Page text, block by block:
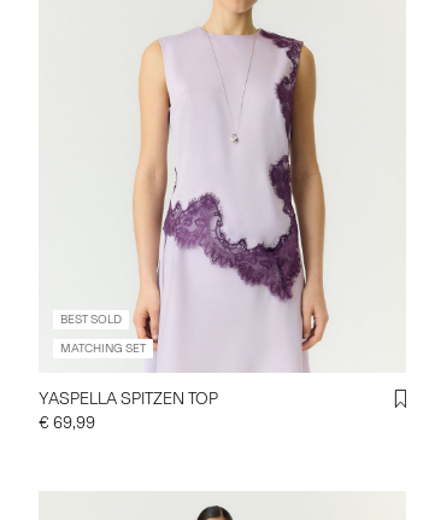
BEST SOLD
MATCHING SET
YASPELLA SPITZEN TOP
€ 69,99